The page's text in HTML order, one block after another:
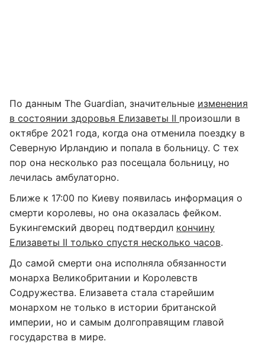
По данным The Guardian, значительные изменения
в состоянии здоровья Елизаветы II произошли в
октябре 2021 года, когда она отменила поездку в
Северную Ирландию и попала в больницу. С тех
пор она несколько раз посещала больницу, но
лечилась амбулаторно.
Ближе к 17:00 по Киеву появилась информация о
смерти королевы, но она оказалась фейком.
Букингемский дворец подтвердил кончину
Елизаветы II только спустя несколько часов.
До самой смерти она исполняла обязанности
монарха Великобритании и Королевств
Содружества. Елизавета стала старейшим
монархом не только в истории британской
империи, но и самым долгоправящим главой
государства в мире.